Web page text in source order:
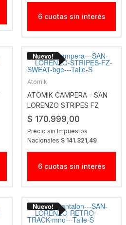
6 cuotas sin interés
Atomik
ATOMIK CAMPERA - SAN
LORENZO STRIPES FZ
SWEAT BGE
$ 170.999,00
Precio sin Impuestos
Nacionales $ 141.321,49
6 cuotas sin interés